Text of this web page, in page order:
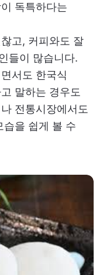
독특하다는
고, 커피와도 잘
들이 많습니다.
서도 한국식
말하는 경우도
전통시장에서도
습을 쉽게 볼 수